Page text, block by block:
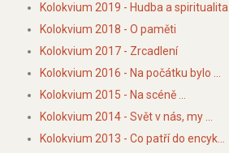
Kolokvium 2019 - Hudba a spiritualita
Kolokvium 2018 - O paměti
Kolokvium 2017 - Zrcadlení
Kolokvium 2016 - Na počátku bylo ...
Kolokvium 2015 - Na scéně ...
Kolokvium 2014 - Svět v nás, my ...
Kolokvium 2013 - Co patří do encyk...